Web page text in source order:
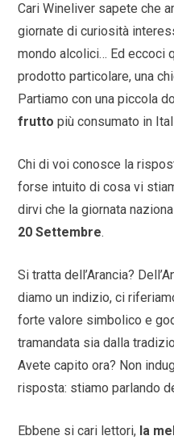
Cari Wineliver sapete che
giornate di curiosità
mondo alcolici… Ed eccoci
prodotto particolare, una
Partiamo con una piccola
frutto più consumato in
Chi di voi conosce la
forse intuito di cosa vi
dirvi che la giornata
20 Settembre.
Si tratta dell’Arancia?
diamo un indizio, ci
forte valore simbolico e
tramandata sia dalla
Avete capito ora? Non
risposta: stiamo parlando
Ebbene si cari lettori, la